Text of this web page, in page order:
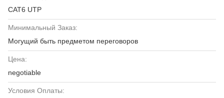
CAT6 UTP
Минимальный Заказ:
Могущий быть предметом переговоров
Цена:
negotiable
Условия Оплаты: